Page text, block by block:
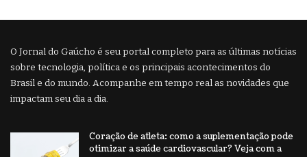
O Jornal do Gaúcho é seu portal completo para as últimas notícias
sobre tecnologia, política e os principais acontecimentos do
Brasil e do mundo. Acompanhe em tempo real as novidades que
impactam seu dia a dia.
Coração de atleta: como a suplementação pode
otimizar a saúde cardiovascular? Veja com a